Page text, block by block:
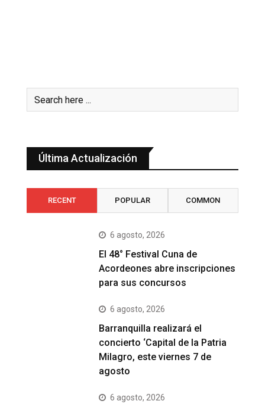
Última Actualización
RECENT POPULAR COMMON
6 agosto, 2026
El 48° Festival Cuna de
Acordeones abre inscripciones
para sus concursos
6 agosto, 2026
Barranquilla realizará el
concierto ‘Capital de la Patria
Milagro, este viernes 7 de
agosto
6 agosto, 2026